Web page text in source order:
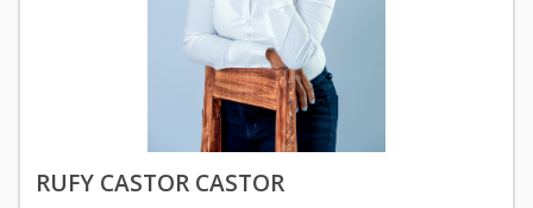
RUFY CASTOR CASTOR